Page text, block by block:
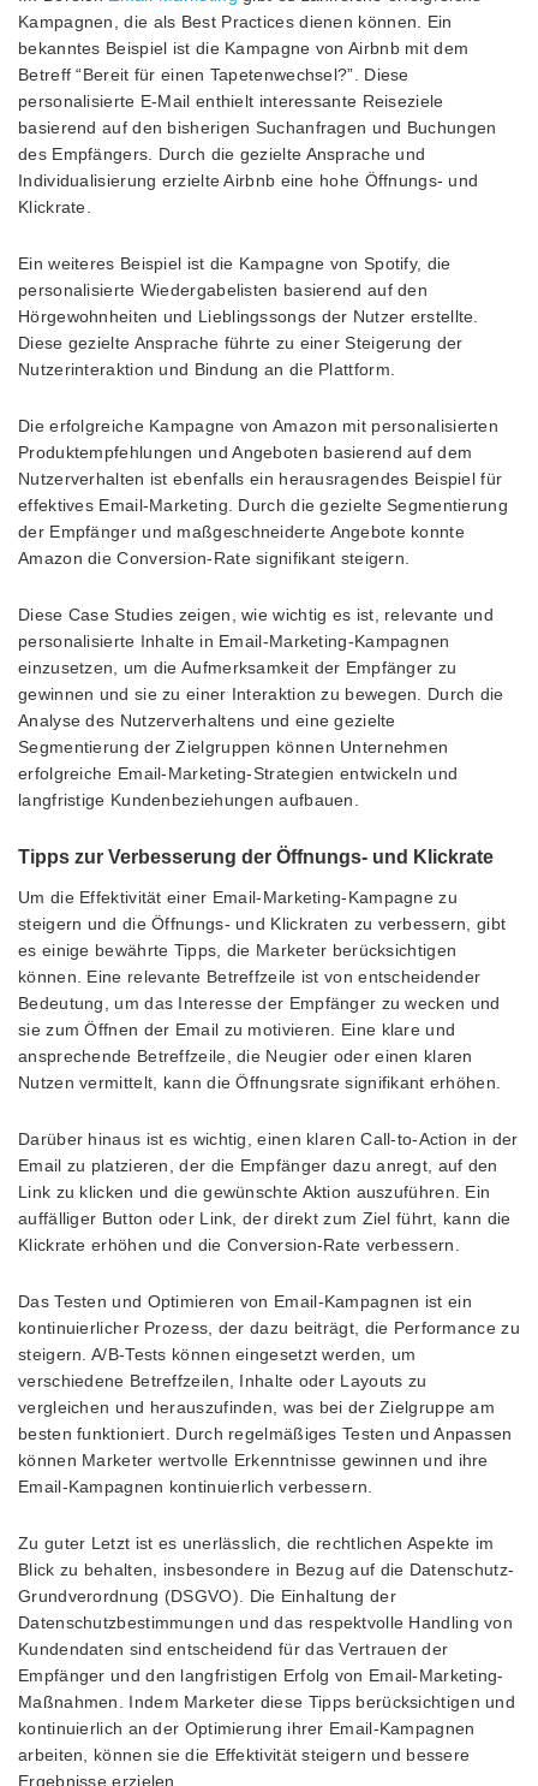
Kampagnen, die als Best Practices dienen können. Ein
bekanntes Beispiel ist die Kampagne von Airbnb mit dem
Betreff “Bereit für einen Tapetenwechsel?”. Diese
personalisierte E-Mail enthielt interessante Reiseziele
basierend auf den bisherigen Suchanfragen und Buchungen
des Empfängers. Durch die gezielte Ansprache und
Individualisierung erzielte Airbnb eine hohe Öffnungs- und
Klickrate.
Ein weiteres Beispiel ist die Kampagne von Spotify, die
personalisierte Wiedergabelisten basierend auf den
Hörgewohnheiten und Lieblingssongs der Nutzer erstellte.
Diese gezielte Ansprache führte zu einer Steigerung der
Nutzerinteraktion und Bindung an die Plattform.
Die erfolgreiche Kampagne von Amazon mit personalisierten
Produktempfehlungen und Angeboten basierend auf dem
Nutzerverhalten ist ebenfalls ein herausragendes Beispiel für
effektives Email-Marketing. Durch die gezielte Segmentierung
der Empfänger und maßgeschneiderte Angebote konnte
Amazon die Conversion-Rate signifikant steigern.
Diese Case Studies zeigen, wie wichtig es ist, relevante und
personalisierte Inhalte in Email-Marketing-Kampagnen
einzusetzen, um die Aufmerksamkeit der Empfänger zu
gewinnen und sie zu einer Interaktion zu bewegen. Durch die
Analyse des Nutzerverhaltens und eine gezielte
Segmentierung der Zielgruppen können Unternehmen
erfolgreiche Email-Marketing-Strategien entwickeln und
langfristige Kundenbeziehungen aufbauen.
Tipps zur Verbesserung der Öffnungs- und Klickrate
Um die Effektivität einer Email-Marketing-Kampagne zu
steigern und die Öffnungs- und Klickraten zu verbessern, gibt
es einige bewährte Tipps, die Marketer berücksichtigen
können. Eine relevante Betreffzeile ist von entscheidender
Bedeutung, um das Interesse der Empfänger zu wecken und
sie zum Öffnen der Email zu motivieren. Eine klare und
ansprechende Betreffzeile, die Neugier oder einen klaren
Nutzen vermittelt, kann die Öffnungsrate signifikant erhöhen.
Darüber hinaus ist es wichtig, einen klaren Call-to-Action in der
Email zu platzieren, der die Empfänger dazu anregt, auf den
Link zu klicken und die gewünschte Aktion auszuführen. Ein
auffälliger Button oder Link, der direkt zum Ziel führt, kann die
Klickrate erhöhen und die Conversion-Rate verbessern.
Das Testen und Optimieren von Email-Kampagnen ist ein
kontinuierlicher Prozess, der dazu beiträgt, die Performance zu
steigern. A/B-Tests können eingesetzt werden, um
verschiedene Betreffzeilen, Inhalte oder Layouts zu
vergleichen und herauszufinden, was bei der Zielgruppe am
besten funktioniert. Durch regelmäßiges Testen und Anpassen
können Marketer wertvolle Erkenntnisse gewinnen und ihre
Email-Kampagnen kontinuierlich verbessern.
Zu guter Letzt ist es unerlässlich, die rechtlichen Aspekte im
Blick zu behalten, insbesondere in Bezug auf die Datenschutz-
Grundverordnung (DSGVO). Die Einhaltung der
Datenschutzbestimmungen und das respektvolle Handling von
Kundendaten sind entscheidend für das Vertrauen der
Empfänger und den langfristigen Erfolg von Email-Marketing-
Maßnahmen. Indem Marketer diese Tipps berücksichtigen und
kontinuierlich an der Optimierung ihrer Email-Kampagnen
arbeiten, können sie die Effektivität steigern und bessere
Ergebnisse erzielen.